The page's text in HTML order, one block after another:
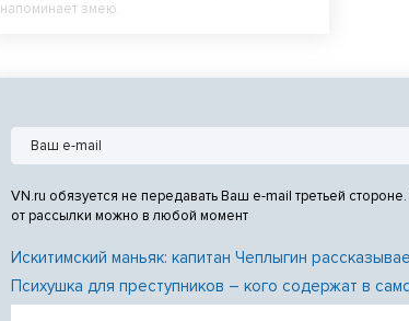
напоминает змею.
VN.ru обязуется не передавать Ваш e-mail третьей стороне.
от рассылки можно в любой момент
Искитимский маньяк: капитан Чеплыгин
Психушка для преступников – кого содержат в